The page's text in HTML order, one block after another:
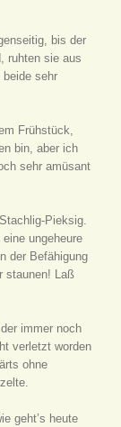
bis der
ruhten sie aus
sehr
Frühstück,
bin, aber ich
sehr amüsant
Pieksig.
ungeheure
der Befähigung
staunen! Laß
immer noch
verletzt worden
ohne
geht’s heute